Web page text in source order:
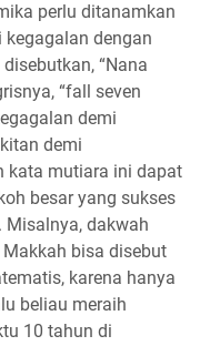
perlu ditanamkan
dengan
“Nana
“fall seven
demi
demi
kata mutiara ini dapat
besar yang sukses
Misalnya, dakwah
bisa disebut
karena hanya
beliau meraih
10 tahun di